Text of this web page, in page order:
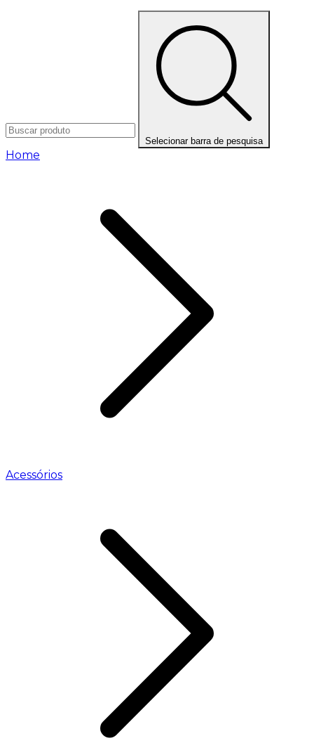
Selecionar barra de pesquisa
Home
Acessórios